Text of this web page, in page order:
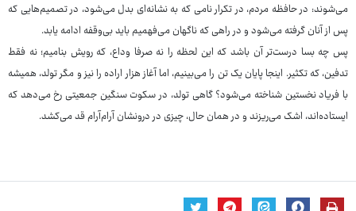
می‌شوند: در حافظه مردم، در تکرار نامی که به نشانه‌ای بدل می‌شود، در تصمیم‌هایی که
پس از آنان گرفته می‌شود و در راهی که ناگهان می‌فهمیم باید بی‌وقفه ادامه یابد.
پس چه بسا درست‌تر آن باشد که این لحظه را نه صرفا وداع، که رویش بنامیم؛ نه فقط
تدفین، که تکثیر. اینجا پایان یک تن را می‌بینیم، اما آغاز هزار اراده را نیز و مگر تولد، همیشه
با فریاد نخستین شناخته می‌شود؟ گاهی تولد، در سکوت سنگین جمعیتی رخ می‌دهد که
ایستاده‌اند، اشک می‌ریزند و در همان حال، چیزی در درونشان آرام‌آرام قد می‌کشد.